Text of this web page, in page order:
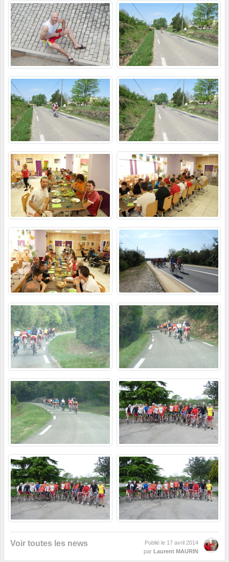
Voir toutes les news Publié le 17 avril 2014
par Laurent MAURIN